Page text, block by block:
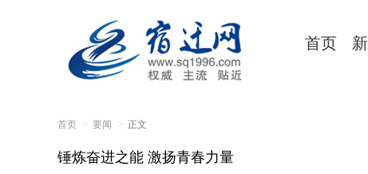
首页
首页 要闻 正文
锤炼奋进之能 激扬青春力量